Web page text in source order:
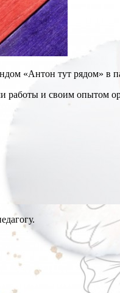
«Антон тут рядом» в
работы и своим опытом